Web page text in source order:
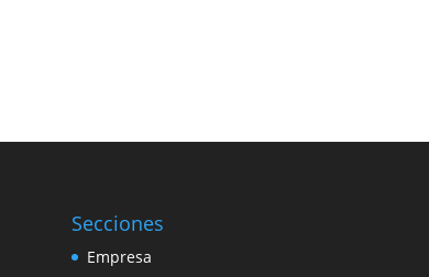
Secciones
Empresa